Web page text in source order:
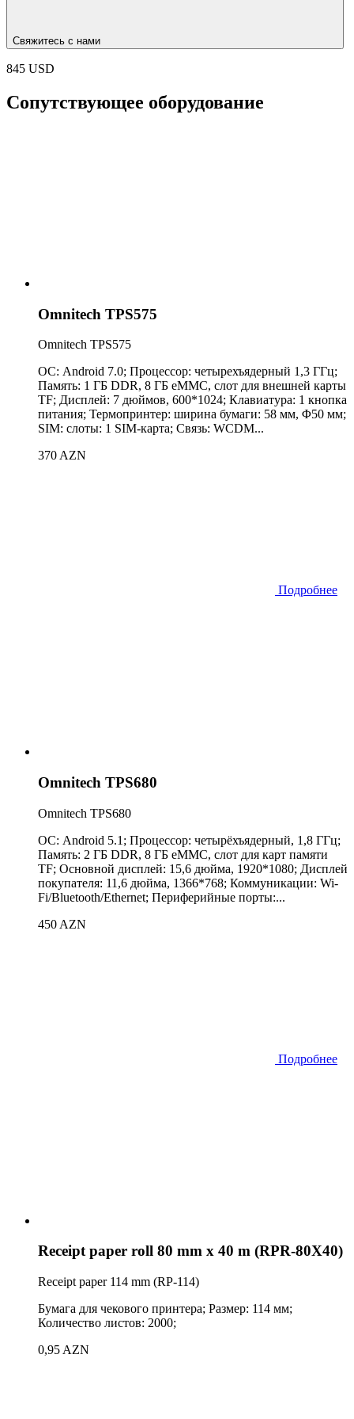
Свяжитесь с нами
845 USD
Сопутствующее оборудование
Omnitech TPS575
Omnitech TPS575
ОС: Android 7.0; Процессор: четырехъядерный 1,3 ГГц;
Память: 1 ГБ DDR, 8 ГБ eMMC, слот для внешней карты
TF; Дисплей: 7 дюймов, 600*1024; Клавиатура: 1 кнопка
питания; Термопринтер: ширина бумаги: 58 ​​мм, Φ50 мм;
SIM: слоты: 1 SIM-карта; Связь: WCDM...
370 AZN
Подробнее
Omnitech TPS680
Omnitech TPS680
ОС: Android 5.1; Процессор: четырёхъядерный, 1,8 ГГц;
Память: 2 ГБ DDR, 8 ГБ eMMC, слот для карт памяти
TF; Основной дисплей: 15,6 дюйма, 1920*1080; Дисплей
покупателя: 11,6 дюйма, 1366*768; Коммуникации: Wi-
Fi/Bluetooth/Ethernet; Периферийные порты:...
450 AZN
Подробнее
Receipt paper roll 80 mm x 40 m (RPR-80X40)
Receipt paper 114 mm (RP-114)
Бумага для чекового принтера; Размер: 114 мм;
Количество листов: 2000;
0,95 AZN